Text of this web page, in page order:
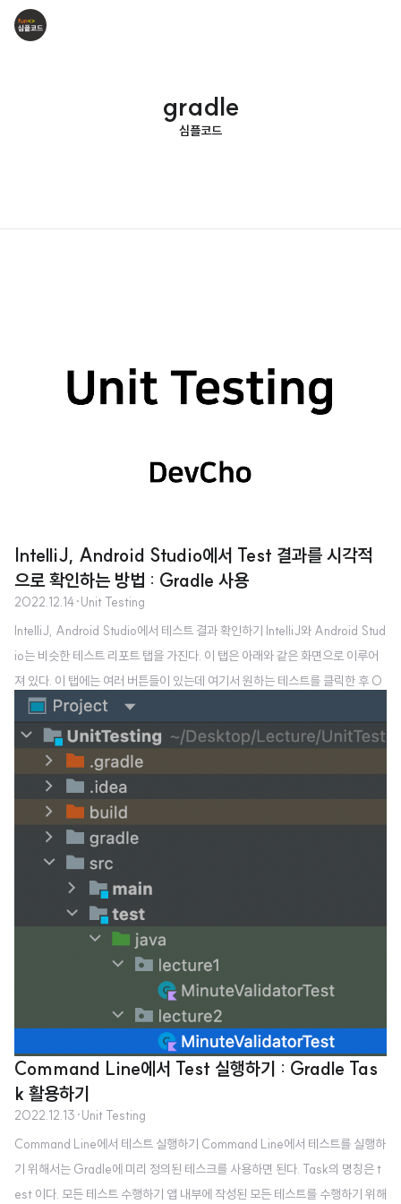
gradle
심플코드
IntelliJ, Android Studio에서 Test 결과를 시각적
으로 확인하는 방법 : Gradle 사용
2022.12.14·Unit Testing
IntelliJ, Android Studio에서 테스트 결과 확인하기 IntelliJ와 Android Stud
io는 비슷한 테스트 리포트 탭을 가진다. 이 탭은 아래와 같은 화면으로 이루어
져 있다. 이 탭에는 여러 버튼들이 있는데 여기서 원하는 테스트를 클릭한 후 O
pen Gradle test report를 클릭하면 테스트 결과 리포트를 확인할 수 있다. 저
버튼을 클릭하면 Gradle에서 생성한 테스트 리포트가 아래와 같이 나오게 된
다. 테스트 결과 파일 경로 위 TestSummary는 보통 Chrome이 열리게 될텐
데, 주소창을 보면 다음과 같은 경로에서 파일을 여는 것을 볼 수 있다. 즉, 위 Te
st Summary는 아래 경로에 생기는 파일을 여는 것임을 확인할 수 있다. [앱 경
로]/[앱 명칭]..
Command Line에서 Test 실행하기 : Gradle Tas
k 활용하기
2022.12.13 ·Unit Testing
Command Line에서 테스트 실행하기 Command Line에서 테스트를 실행하
기 위해서는 Gradle에 미리 정의된 테스크를 사용하면 된다. Task의 명칭은 t
est 이다. 모든 테스트 수행하기 앱 내부에 작성된 모든 테스트를 수행하기 위해